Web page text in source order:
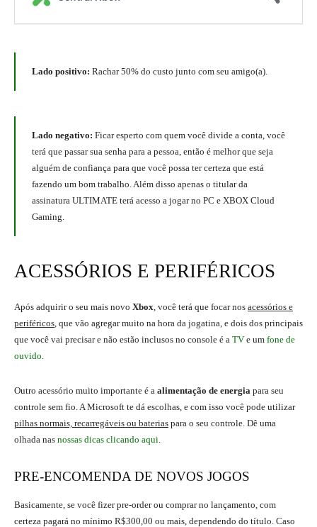
Lado positivo: Rachar 50% do custo junto com seu amigo(a).
Lado negativo: Ficar esperto com quem você divide a conta, você
terá que passar sua senha para a pessoa, então é melhor que seja
alguém de confiança para que você possa ter certeza que está
fazendo um bom trabalho. Além disso apenas o titular da
assinatura ULTIMATE terá acesso a jogar no PC e XBOX Cloud
Gaming.
ACESSÓRIOS E PERIFÉRICOS
Após adquirir o seu mais novo Xbox , você terá que focar nos acessórios e
periféricos , que vão agregar muito na hora da jogatina, e dois dos principais
que você vai precisar e não estão inclusos no console é a TV e um fone de
ouvido
Outro acessório muito importante é a alimentação de energia para seu
controle sem fio. A Microsoft te dá escolhas, e com isso você pode utilizar
pilhas normais, recarregáveis ou baterias para o seu controle. Dê uma
olhada nas nossas dicas clicando aqui
PRE-ENCOMENDA DE NOVOS JOGOS
Basicamente, se você fizer pre-order ou comprar no lançamento, com
certeza pagará no mínimo R$300,00 ou mais, dependendo do título. Caso